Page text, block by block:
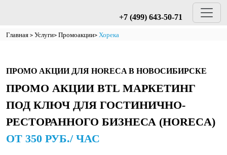
+7 (499) 643-50-71
Главная Услуги Промоакции Хорека
ПРОМО АКЦИИ ДЛЯ HORECA В НОВОСИБИРСКЕ
ПРОМО АКЦИИ BTL МАРКЕТИНГ
ПОД КЛЮЧ ДЛЯ ГОСТИНИЧНО-
РЕСТОРАННОГО БИЗНЕСА (HORECA)
ОТ 350 РУБ./ ЧАС